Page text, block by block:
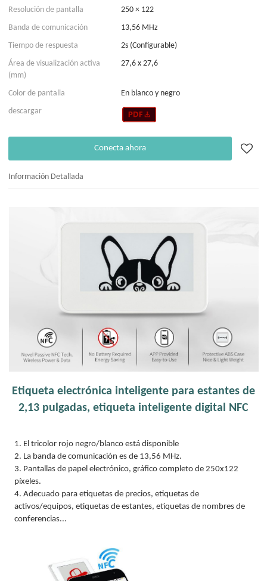
Resolución de pantalla
250 × 122
Banda de comunicación
13,56 MHz
Tiempo de respuesta
2s (Configurable)
Área de visualización activa
(mm)
27,6 x 27,6
Color de pantalla
En blanco y negro
descargar
Conecta ahora
Información Detallada
Etiqueta electrónica inteligente para estantes de
2,13 pulgadas, etiqueta inteligente digital NFC
1. El tricolor rojo negro/blanco está disponible
2. La banda de comunicación es de 13,56 MHz.
3. Pantallas de papel electrónico, gráfico completo de 250x122
píxeles.
4. Adecuado para etiquetas de precios, etiquetas de
activos/equipos, etiquetas de estantes, etiquetas de nombres de
conferencias...